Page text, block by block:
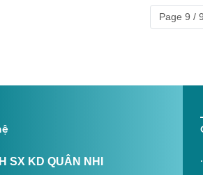
Page 9 / 9
SX KD QUÂN NHI